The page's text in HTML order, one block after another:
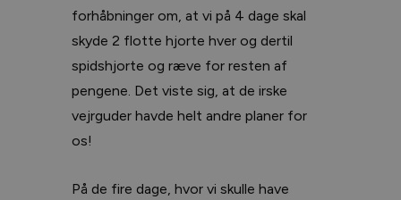
forhåbninger om, at vi på 4 dage skal
skyde 2 flotte hjorte hver og dertil
spidshjorte og ræve for resten af
pengene. Det viste sig, at de irske
vejrguder havde helt andre planer for
os!
På de fire dage, hvor vi skulle have